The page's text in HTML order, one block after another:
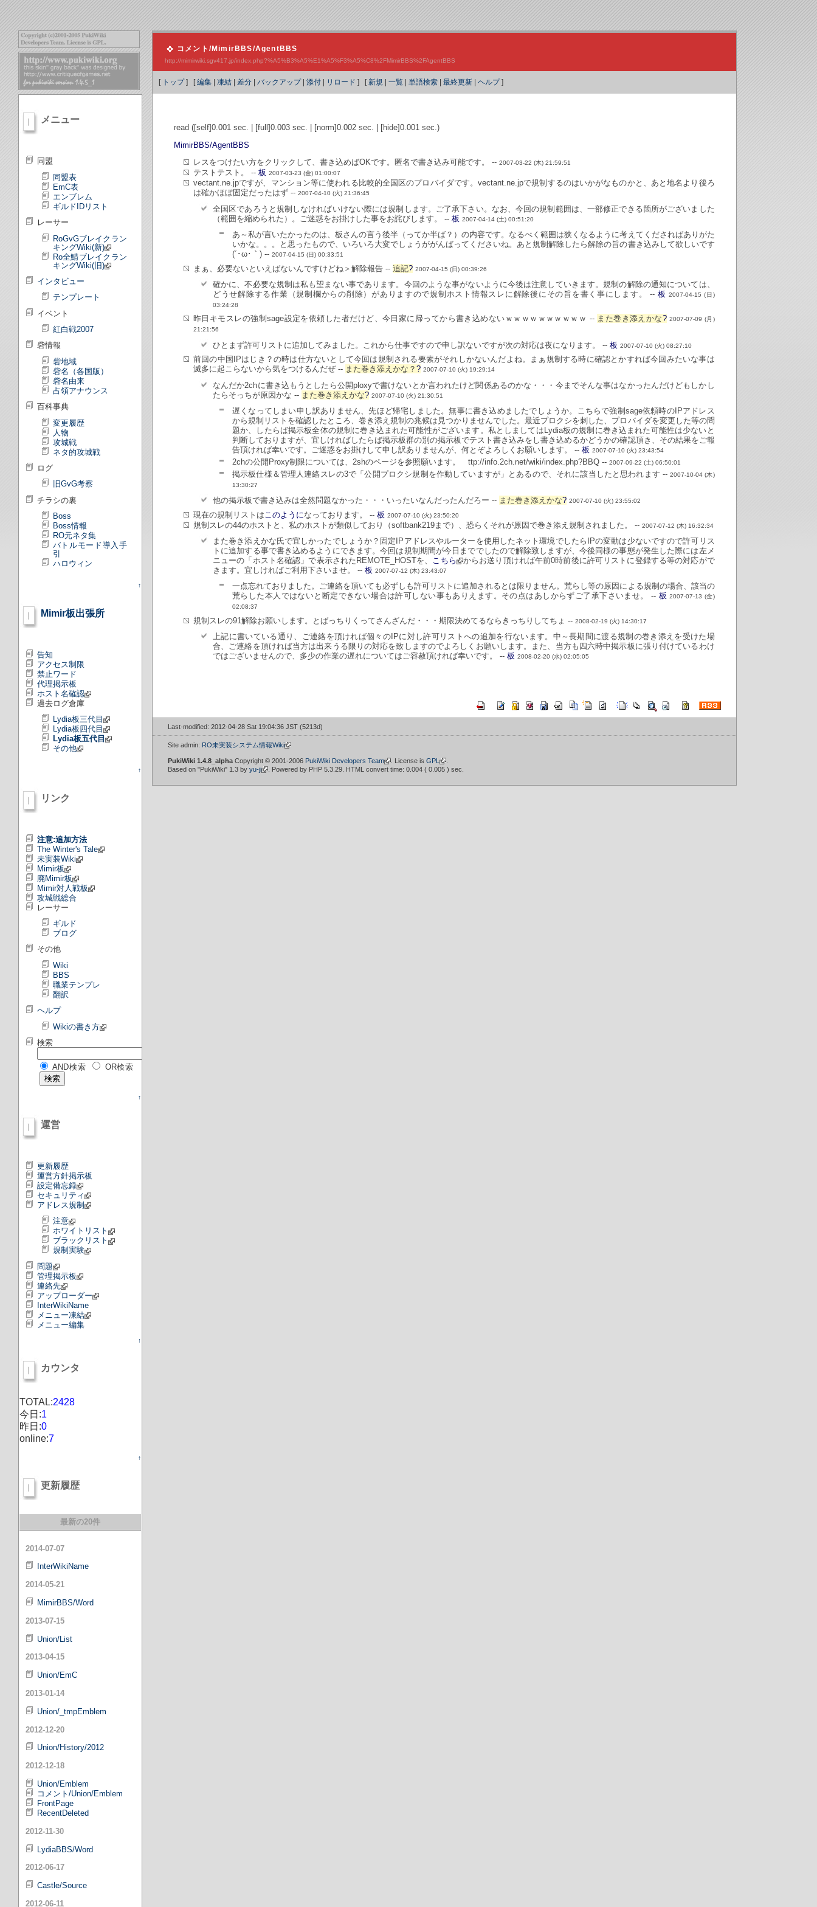
コメント/MimirBBS/AgentBBS
http://mimirwiki.sgv417.jp/index.php?%A5%B3%A5%E1%A5%F3%A5%C8%2FMimirBBS%2FAgentBBS
[ トップ] [編集 凍結 差分 バックアップ| 添付 リロード ] [新規 一覧 単語検索 最終更新 ヘルプ]
メニュー
同盟
同盟表
EmC表
エンブレム
ギルドIDリスト
レーサー
RoGvGブレイクラン
キングWiki(新)
Ro全鯖ブレイクラン
キングWiki(旧)
インタビュー
テンプレート
イベント
紅白戦2007
砦情報
砦地域
砦名（各国版）
砦名由来
占領アナウンス
百科事典
変更履歴
人物
攻城戦
ネタ的攻城戦
ログ
旧GvG考察
チラシの裏
Boss
Boss情報
RO元ネタ集
バトルモード導入手
引
ハロウィン
↑
Mimir板出張所
告知
アクセス制限
禁止ワード
代理掲示板
ホスト名確認
過去ログ倉庫
Lydia板三代目
Lydia板四代目
Lydia板五代目
その他
↑
リンク
注意:追加方法
The Winter's Tale
未実装Wiki
Mimir板
廃Mimir板
Mimir対人戦板
攻城戦総合
レーサー
ギルド
ブログ
その他
Wiki
BBS
職業テンプレ
翻訳
ヘルプ
Wikiの書き方
検索
AND検索 OR検索
↑
運営
更新履歴
運営方針掲示板
設定備忘録
セキュリティ
アドレス規制
注意
ホワイトリスト
ブラックリスト
規制実験
問題
管理掲示板
連絡先
アップローダー
InterWikiName
メニュー凍結
メニュー編集
↑
カウンタ
TOTAL:2428
今日:1
昨日:0
online:7
↑
更新履歴
最新の20件
2014-07-07
InterWikiName
2014-05-21
MimirBBS/Word
2013-07-15
Union/List
2013-04-15
Union/EmC
2013-01-14
Union/_tmpEmblem
2012-12-20
Union/History/2012
2012-12-18
Union/Emblem
コメント/Union/Emblem
FrontPage
RecentDeleted
2012-11-30
LydiaBBS/Word
2012-06-17
Castle/Source
2012-06-11
read ([self]0.001 sec. | [full]0.003 sec. | [norm]0.002 sec. | [hide]0.001 sec.)
MimirBBS/AgentBBS
レスをつけたい方をクリックして、書き込めばOKです。匿名で書き込み可能です。 -- 2007-03-22 (木) 21:59:51
テストテスト。 -- 板 2007-03-23 (金) 01:00:07
vectant.ne.jpですが、マンション等に使われる比較的全国区のプロバイダです。vectant.ne.jpで規制するのはいかがなものかと、あと地名より後ろ
は確かほぼ固定だったはず -- 2007-04-10 (火) 21:36:45
全国区であろうと規制しなければいけない際には規制します。ご了承下さい。なお、今回の規制範囲は、一部修正できる箇所がございました
（範囲を縮められた）。ご迷惑をお掛けした事をお詫びします。 -- 板 2007-04-14 (土) 00:51:20
あ～私が言いたかったのは、板さんの言う後半（ってか半ば？）の内容です。なるべく範囲は狭くなるように考えてくださればありがた
いかな。。。と思ったもので、いろいろ大変でしょうががんばってくださいね。あと規制解除したら解除の旨の書き込みして欲しいです
(´･ω･｀) -- 2007-04-15 (日) 00:33:51
まぁ、必要ないといえばないんですけどね＞解除報告 -- 追記? 2007-04-15 (日) 00:39:26
確かに、不必要な規制は私も望まない事であります。今回のような事がないように今後は注意していきます。規制の解除の通知については、
どうせ解除する作業（規制欄からの削除）がありますので規制ホスト情報スレに解除後にその旨を書く事にします。 -- 板 2007-04-15 (日)
03:24:28
昨日キモスレの強制sage設定を依頼した者だけど、今日家に帰ってから書き込めないｗｗｗｗｗｗｗｗｗｗ -- また巻き添えかな? 2007-07-09 (月)
21:21:56
ひとまず許可リストに追加してみました。これから仕事ですので申し訳ないですが次の対応は夜になります。 -- 板 2007-07-10 (火) 08:27:10
前回の中国IPはじき？の時は仕方ないとして今回は規制される要素がそれしかないんだよね。まぁ規制する時に確認とかすれば今回みたいな事は
滅多に起こらないから気をつけるんだぜ -- また巻き添えかな？ ? 2007-07-10 (火) 19:29:14
なんだか2chに書き込もうとしたら公開ploxyで書けないとか言われたけど関係あるのかな・・・今までそんな事はなかったんだけどもしかし
たらそっちが原因かな -- また巻き添えかな? 2007-07-10 (火) 21:30:51
遅くなってしまい申し訳ありません、先ほど帰宅しました。無事に書き込めましたでしょうか。こちらで強制sage依頼時のIPアドレス
から規制リストを確認したところ、巻き添え規制の兆候は見つかりませんでした。最近プロクシを刺した、プロバイダを変更した等の問
題か、したらば掲示板全体の規制に巻き込まれた可能性がございます。私としましてはLydia板の規制に巻き込まれた可能性は少ないと
判断しておりますが、宜しければしたらば掲示板群の別の掲示板でテスト書き込みをし書き込めるかどうかの確認頂き、その結果をご報
告頂ければ幸いです。ご迷惑をお掛けして申し訳ありませんが、何とぞよろしくお願いします。 -- 板 2007-07-10 (火) 23:43:54
2chの公開Proxy制限については、2shのページを参照願います。 ttp://info.2ch.net/wiki/index.php?BBQ -- 2007-09-22 (土) 06:50:01
掲示板仕様＆管理人連絡スレの3で「公開プロクシ規制を作動していますが」とあるので、それに該当したと思われます --2007-10-04 (木)
13:30:27
他の掲示板で書き込みは全然問題なかった・・・いったいなんだったんだろー -- また巻き添えかな? 2007-07-10 (火) 23:55:02
現在の規制リストは このようになっております。 -- 板 2007-07-10 (火) 23:50:20
規制スレの44のホストと、私のホストが類似しており（softbank219まで）、恐らくそれが原因で巻き添え規制されました。 -- 2007-07-12 (木) 16:32:34
また巻き添えかな氏で宜しかったでしょうか？固定IPアドレスやルーターを使用したネット環境でしたらIPの変動は少ないですので許可リス
トに追加する事で書き込めるようにできます。今回は規制期間が今日まででしたので解除致しますが、今後同様の事態が発生した際には左メ
ニューの「ホスト名確認」で表示されたREMOTE_HOSTを、 こちら
からお送り頂ければ午前0時前後に許可リストに登録する等の対応がで
きます。宜しければご利用下さいませ。 -- 板 2007-07-12 (木) 23:43:07
一点忘れておりました。ご連絡を頂いても必ずしも許可リストに追加されるとは限りません。荒らし等の原因による規制の場合、該当の
荒らした本人ではないと断定できない場合は許可しない事もありえます。その点はあしからずご了承下さいませ。 -- 板 2007-07-13 (金)
02:08:37
規制スレの91解除お願いします。とばっちりくってさんざんだ・・・期限決めてるならきっちりしてちょ -- 2008-02-19 (火) 14:30:17
上記に書いている通り、ご連絡を頂ければ個々のIPに対し許可リストへの追加を行ないます。中～長期間に渡る規制の巻き添えを受けた場
合、ご連絡を頂ければ当方は出来うる限りの対応を致しますのでよろしくお願いします。また、当方も四六時中掲示板に張り付けているわけ
ではございませんので、多少の作業の遅れについてはご容赦頂ければ幸いです。 -- 板 2008-02-20 (水) 02:05:05
Last-modified: 2012-04-28 Sat 19:04:36 JST (5213d)
Site admin: RO未実装システム情報Wiki
PukiWiki 1.4.8_alpha Copyright © 2001-2006 PukiWiki Developers Team . License is GPL
Based on "PukiWiki" 1.3 by yu-ji . Powered by PHP 5.3.29. HTML convert time: 0.004 ( 0.005 ) sec.